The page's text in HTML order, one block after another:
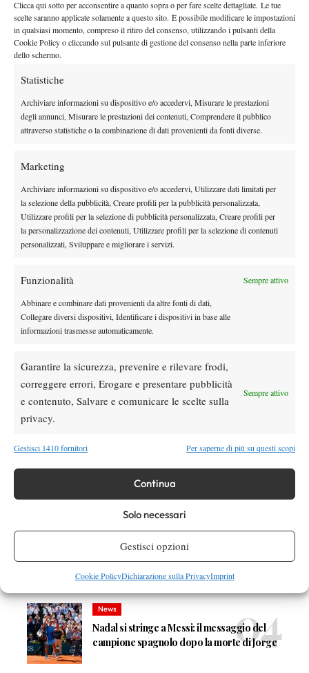
Clicca qui sotto per acconsentire a quanto sopra o per fare scelte dettagliate. Le tue
scelte saranno applicate solamente a questo sito. È possibile modificare le impostazioni
in qualsiasi momento, compreso il ritiro del consenso, utilizzando i pulsanti della
Cookie Policy o cliccando sul pulsante di gestione del consenso nella parte inferiore
dello schermo.
Statistiche
Archiviare informazioni su dispositivo e/o accedervi, Misurare le prestazioni
degli annunci, Misurare le prestazioni dei contenuti, Comprendere il pubblico
attraverso statistiche o la combinazione di dati provenienti da fonti diverse.
Marketing
Archiviare informazioni su dispositivo e/o accedervi, Utilizzare dati limitati per
la selezione della pubblicità, Creare profili per la pubblicità personalizzata,
Utilizzare profili per la selezione di pubblicità personalizzata, Creare profili per
la personalizzazione dei contenuti, Utilizzare profili per la selezione di contenuti
personalizzati, Sviluppare e migliorare i servizi.
Funzionalità Sempre attivo
Abbinare e combinare dati provenienti da altre fonti di dati,
Collegare diversi dispositivi, Identificare i dispositivi in base alle
informazioni trasmesse automaticamente.
Garantire la sicurezza, prevenire e rilevare frodi,
correggere errori, Erogare e presentare pubblicità
e contenuto, Salvare e comunicare le scelte sulla
privacy.
Sempre attivo
Gestisci 1410 fornitori Per saperne di più su questi scopi
Continua
Solo necessari
Gestisci opzioni
Cookie PolicyDichiarazione sulla PrivacyImprint
Una partita emozionante, un match che Alberta sicuramente
ricorderà a lungo. Questi sono i match che possono anche
incidere, in maniera negativa, su una intera stagione. Speriamo
non sia così, perché dopo questo incontro Alberta Brianti
meriterebbe importanti soddisfazioni. Quel “le ricorderò a lungo”
perché hai illuminato il Philippe Chatrier con il tuo tennis
all’antica, dimostrando che queste “spara-palle” sono battibili…
TAGGED:Roland Garros Viktoria Azarenka
Devi essereconnessoper inviare un commento.
DI TENDENZA
Atp News
Pioggia a Montreal: Nakashima-
Masters 1000 Montreal 2026: Darderi
ottiene il secondo quarto di finale 1000
consecutivo
Masters 1000 Montreal 2026: programma,
orario e ordine di gioco domenica 9 agosto.
Fonseca-Shelton sul centrale e Darderi in
doppio
News
Nadal si stringe a Messi: il messaggio del
campione spagnolo dopo la morte di Jorge